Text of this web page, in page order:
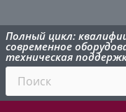
Полный цикл:
современное
техническая